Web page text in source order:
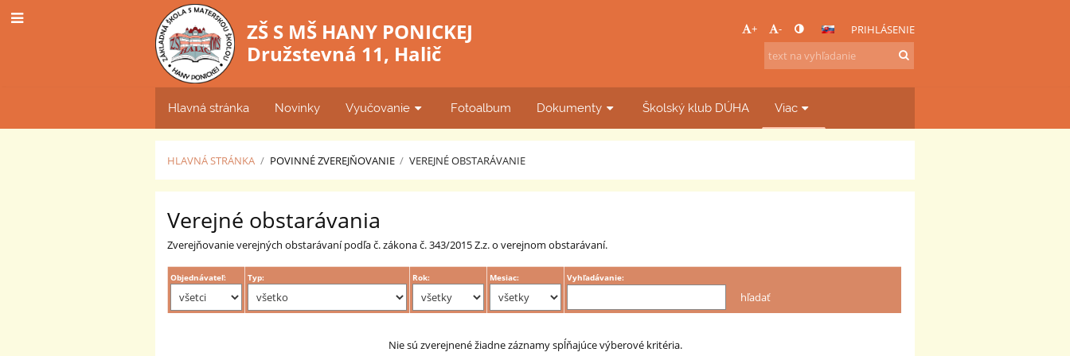
ZŠ S MŠ HANY PONICKEJ
Družstevná 11, Halič
+ - PRIHLÁSENIE
Hlavná stránka Novinky Vyučovanie Fotoalbum Dokumenty Školský klub DÚHA Viac
HLAVNÁ STRÁNKA / POVINNÉ ZVEREJŇOVANIE / VEREJNÉ OBSTARÁVANIE
Verejné
obstarávanie
Verejné obstarávania
Zverejňovanie verejných obstarávaní podľa č. zákona č. 343/2015 Z.z. o verejnom obstarávaní.
Objednávateľ: Typ: Rok: Mesiac: Vyhľadávanie:
Nie sú zverejnené žiadne záznamy spĺňajúce výberové kritéria.